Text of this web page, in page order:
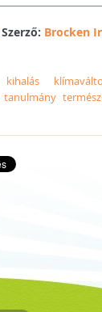
Brocken
kihalás
tanulmány